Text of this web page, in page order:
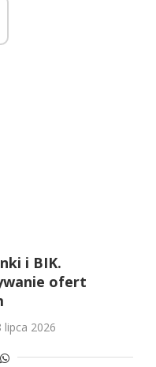
i BIK.
ofert
lipca 2026